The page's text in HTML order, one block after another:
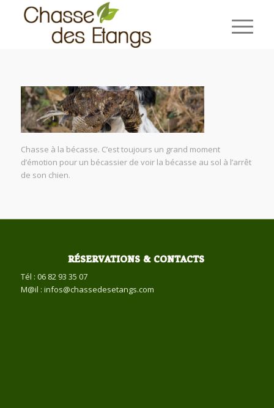
Chasse à la bécasse. C’est toujours un grand moment
d’émotion pour un bécassier de voir la bécasse au sol à l’arrêt
de son chien.
RÉSERVATIONS & CONTACTS
Tél : 06 82 93 35 07
M@il : infos@chassedesetangs.com